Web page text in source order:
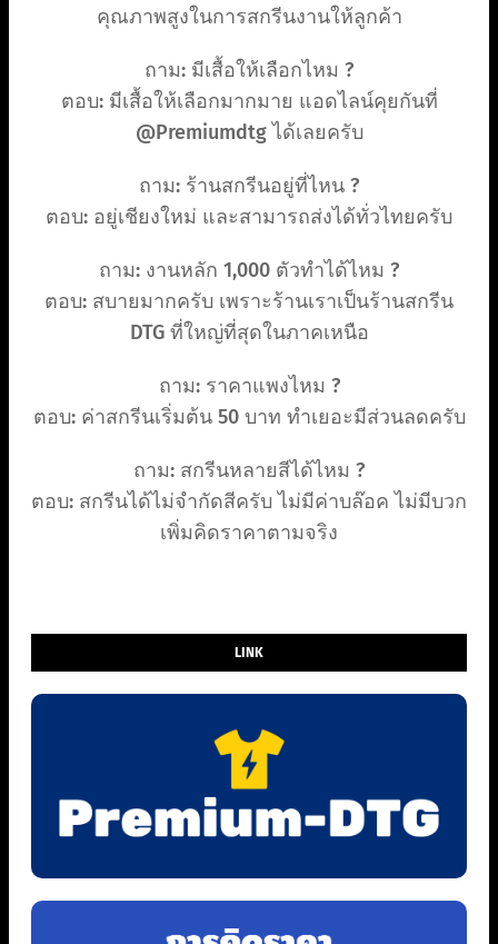
คุณภาพสูงในการสกรีนงานให้ลูกค้า
ถาม: มีเสื้อให้เลือกไหม ?
ตอบ: มีเสื้อให้เลือกมากมาย แอดไลน์คุยกันที่
@Premiumdtg ได้เลยครับ
ถาม: ร้านสกรีนอยู่ที่ไหน ?
ตอบ: อยู่เชียงใหม่ และสามารถส่งได้ทั่วไทยครับ
ถาม: งานหลัก 1,000 ตัวทำได้ไหม ?
ตอบ: สบายมากครับ เพราะร้านเราเป็นร้านสกรีน
DTG ที่ใหญ่ที่สุดในภาคเหนือ
ถาม: ราคาแพงไหม ?
ตอบ: ค่าสกรีนเริ่มต้น 50 บาท ทำเยอะมีส่วนลดครับ
ถาม: สกรีนหลายสีได้ไหม ?
ตอบ: สกรีนได้ไม่จำกัดสีครับ ไม่มีค่าบล๊อค ไม่มีบวก
เพิ่มคิดราคาตามจริง
LINK